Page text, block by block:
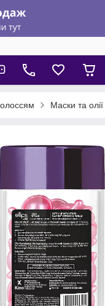
Маски та